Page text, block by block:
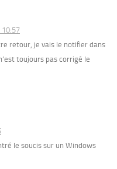
retour, je vais le notifier dans
toujours pas corrigé le
le soucis sur un Windows